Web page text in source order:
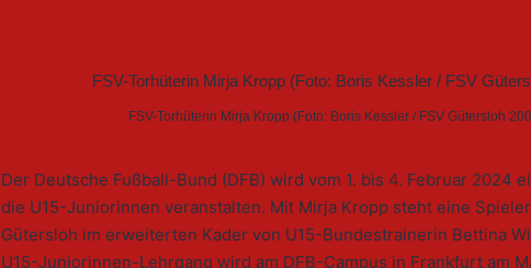
FSV-Torhüterin Mirja Kropp (Foto: Boris Kessler / FSV Gütersloh
Der Deutsche Fußball-Bund (DFB) wird vom 1. bis 4. Februar 2024
die U15-Juniorinnen veranstalten. Mit Mirja Kropp steht eine
Gütersloh im erweiterten Kader von U15-Bundestrainerin Bettina
U15-Juniorinnen-Lehrgang wird am DFB-Campus in Frankfurt am